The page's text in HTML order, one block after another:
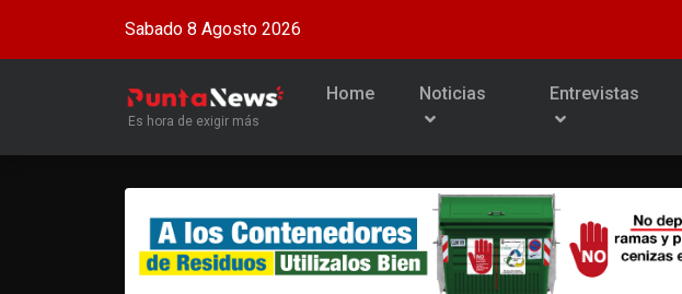
Sabado 8 Agosto 2026
Es hora de exigir más
Home Noticias Entrevistas